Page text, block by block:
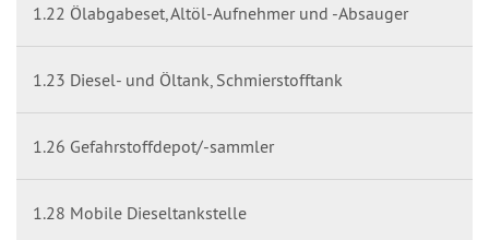
1.22 Ölabgabeset, Altöl-Aufnehmer und -Absauger
1.23 Diesel- und Öltank, Schmierstofftank
1.26 Gefahrstoffdepot/-sammler
1.28 Mobile Dieseltankstelle